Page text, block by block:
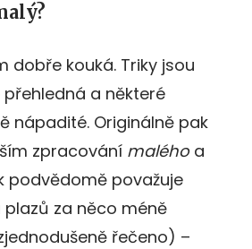
dobře kouká. Triky jsou
a některé
nápadité. Originálně pak
zpracování maléhoa
podvědomě považuje
plazů za něco méně
řečeno) –